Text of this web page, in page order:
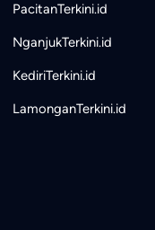
PacitanTerkini.id
NganjukTerkini.id
KediriTerkini.id
LamonganTerkini.id